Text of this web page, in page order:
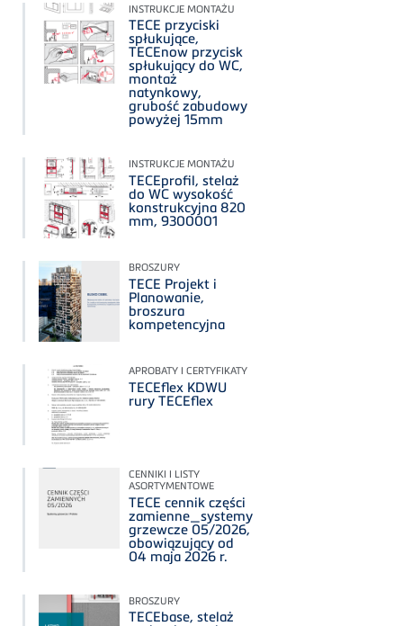
INSTRUKCJE MONTAŻU
TECE przyciski
spłukujące,
TECEnow przycisk
spłukujący do WC,
montaż
natynkowy,
grubość zabudowy
powyżej 15mm
INSTRUKCJE MONTAŻU
TECEprofil, stelaż
do WC wysokość
konstrukcyjna 820
mm, 9300001
BROSZURY
TECE Projekt i
Planowanie,
broszura
kompetencyjna
APROBATY I CERTYFIKATY
TECEflex KDWU
rury TECEflex
CENNIKI I LISTY
ASORTYMENTOWE
TECE cennik części
zamienne_systemy
grzewcze 05/2026,
obowiązujący od
04 maja 2026 r.
BROSZURY
TECEbase, stelaż